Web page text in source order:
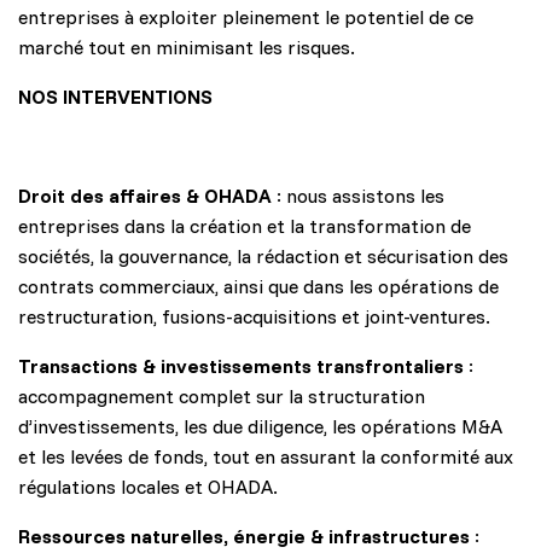
entreprises à exploiter pleinement le potentiel de ce
marché tout en minimisant les risques.
NOS INTERVENTIONS
Droit des affaires & OHADA : nous assistons les
entreprises dans la création et la transformation de
sociétés, la gouvernance, la rédaction et sécurisation des
contrats commerciaux, ainsi que dans les opérations de
restructuration, fusions-acquisitions et joint-ventures.
Transactions & investissements transfrontaliers :
accompagnement complet sur la structuration
d’investissements, les due diligence, les opérations M&A
et les levées de fonds, tout en assurant la conformité aux
régulations locales et OHADA.
Ressources naturelles, énergie & infrastructures :